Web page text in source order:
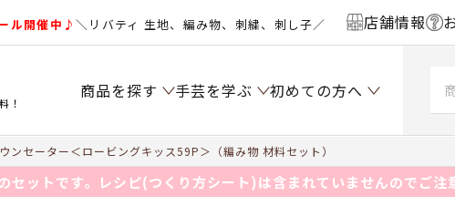
ル開催中♪＼リバティ 生地、編み物、刺繍、刺し子／ 店舗情報
！
商品を探す 手芸を学ぶ 初めての方へ
ンセーター＜ロービングキッス59P＞（編み物 材料セット）
セットです。レシピ(つくり方シート)は含まれていませんのでご注